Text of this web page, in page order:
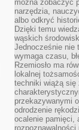
można zobaczyć
narzędzia,
albo odkryć
Dzięki temu
wąskich
Jednocześnie nie
wymaga czasu,
Rzemiosło ma
lokalnej
techniki wiążą się
przekazywanymi
odrodzenie
ocalenie pamięci,
rozpoznawalności